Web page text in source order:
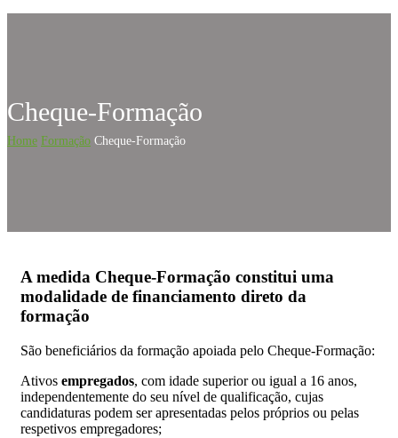
Cheque-Formação
Home Formação Cheque-Formação
A medida Cheque-Formação constitui uma
modalidade de financiamento direto da
formação
São beneficiários da formação apoiada pelo Cheque-Formação:
Ativos empregados, com idade superior ou igual a 16 anos,
independentemente do seu nível de qualificação, cujas
candidaturas podem ser apresentadas pelos próprios ou pelas
respetivos empregadores;